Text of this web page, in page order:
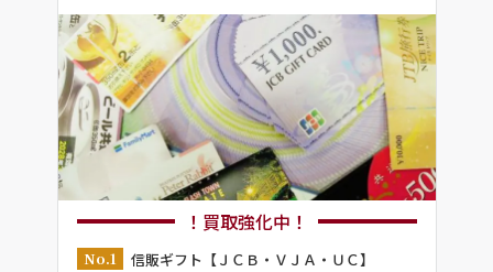
！買取強化中！
No.1
信販ギフト【ＪＣＢ・ＶＪＡ・ＵＣ】